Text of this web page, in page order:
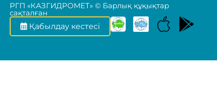
РГП «КАЗГИДРОМЕТ» © Барлық құқықтар
сақталған
Қабылдау кестесі